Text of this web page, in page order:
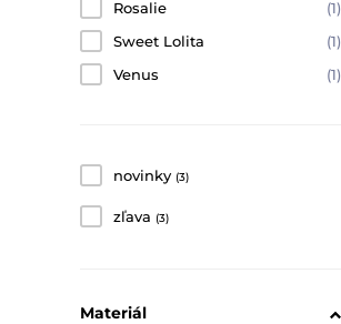
Rosalie
(1)
Sweet Lolita
(1)
Venus
(1)
novinky (3)
zľava (3)
Materiál